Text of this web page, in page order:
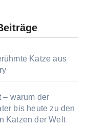
Katze aus
– warum der
bis heute zu den
Katzen der Welt